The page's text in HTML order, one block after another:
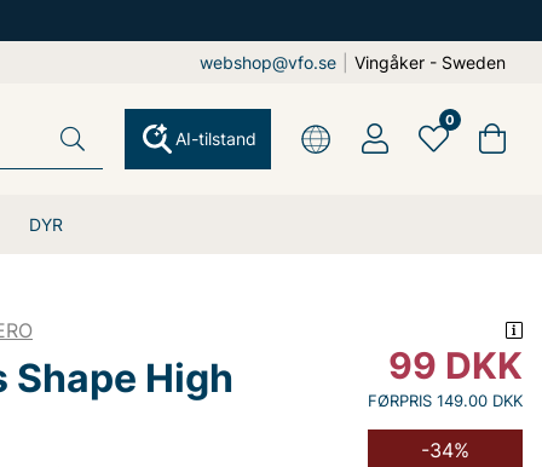
webshop@vfo.se Vingåker - Sweden
DYR
AI-tilstand
0
Shape High
99 DKK
FØRPRIS 149.00 DKK
-34%